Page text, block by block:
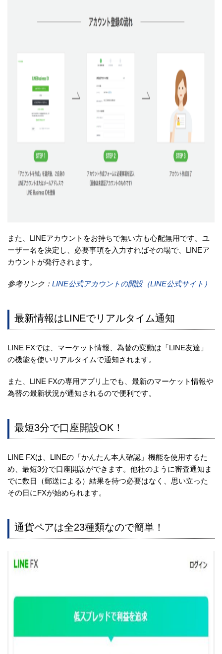
また、LINEアカウントをお持ちで無い方も心配無用です。ユ
ーザー名を決定し、必要事項を入力すればその場で、LINEア
カウントが発行されます。
参考リンク： LINE公式アカウントの開設（LINE公式サイト）
最新情報はLINEでリアルタイム通知
LINE FXでは、マーケット情報、為替の変動は「LINE友達」
の機能を使いリアルタイムで通知されます。
また、LINE FXの専用アプリ上でも、最新のマーケット情報や
為替の最新状況が通知されるので便利です。
最短3分で口座開設OK！
LINE FXは、LINEの「かんたん本人確認」機能を使用するた
め、最短3分で口座開設ができます。他社のように審査通知ま
でに数日（郵送による）結果を待つ必要はなく、思い立った
その日にFXが始められます。
通貨ペアは全23種類なので簡単！